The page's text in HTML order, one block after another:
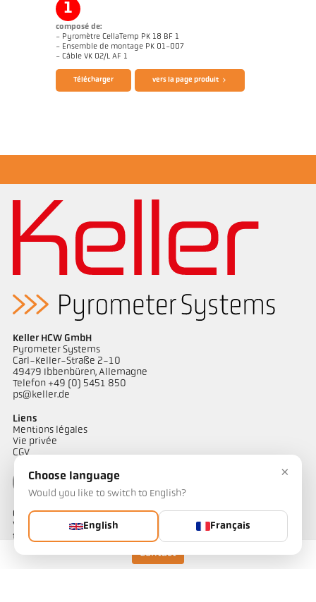
Contact
1
composé de:
- Pyromètre CellaTemp PK 18 BF 1
- Ensemble de montage PK 01-007
- Câble VK 02/L AF 1
Brochure CellaTemp PK PKF PKL Rapport d'application Centrale béton
Dessin PK 18-K001
Télécharger vers la page produit
Keller HCW GmbH
Pyrometer Systems
Carl-Keller-Straße 2-10
49479 Ibbenbüren, Allemagne
Telefon +49 (0) 5451 850
ps@keller.de
Liens
Mentions légales
Vie privée
CGV
Contact
Vous avez des questions concernant nos solutions de mesure de
température ? Notre équipe se tient à votre disposition pour vous
×
Choose language
Would you like to switch to English?
English Français